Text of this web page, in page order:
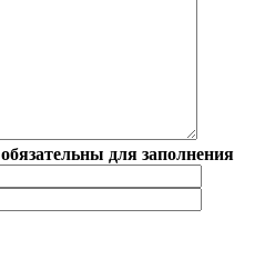
обязательны для заполнения